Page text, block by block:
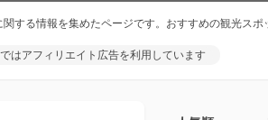
関する情報を集めたページです。おすすめの観光ス
はアフィリエイト広告を利用しています